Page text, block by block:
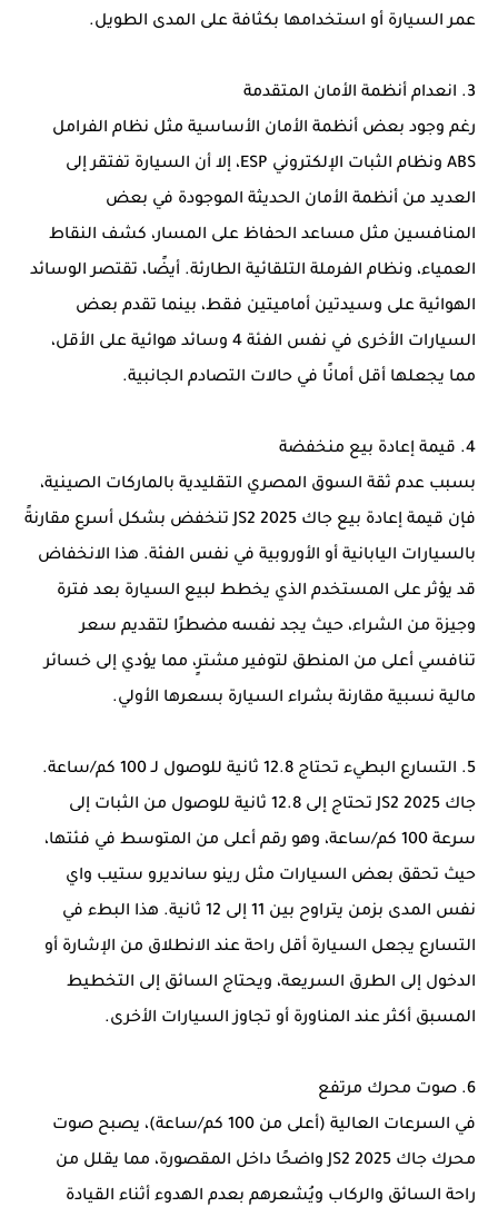
عمر السيارة أو استخدامها بكثافة على المدى الطويل.
3. انعدام أنظمة الأمان المتقدمة
رغم وجود بعض أنظمة الأمان الأساسية مثل نظام الفرامل
ABS ونظام الثبات الإلكتروني ESP، إلا أن السيارة تفتقر إلى
العديد من أنظمة الأمان الحديثة الموجودة في بعض
المنافسين مثل مساعد الحفاظ على المسار، كشف النقاط
العمياء، ونظام الفرملة التلقائية الطارئة. أيضًا، تقتصر الوسائد
الهوائية على وسيدتين أماميتين فقط، بينما تقدم بعض
السيارات الأخرى في نفس الفئة 4 وسائد هوائية على الأقل،
مما يجعلها أقل أمانًا في حالات التصادم الجانبية.
4. قيمة إعادة بيع منخفضة
بسبب عدم ثقة السوق المصري التقليدية بالماركات الصينية،
فإن قيمة إعادة بيع جاك JS2 2025 تنخفض بشكل أسرع مقارنةً
بالسيارات اليابانية أو الأوروبية في نفس الفئة. هذا الانخفاض
قد يؤثر على المستخدم الذي يخطط لبيع السيارة بعد فترة
وجيزة من الشراء، حيث يجد نفسه مضطرًا لتقديم سعر
تنافسي أعلى من المنطق لتوفير مشترٍ، مما يؤدي إلى خسائر
مالية نسبية مقارنة بشراء السيارة بسعرها الأولي.
5. التسارع البطيء تحتاج 12.8 ثانية للوصول لـ 100 كم/ساعة.
جاك JS2 2025 تحتاج إلى 12.8 ثانية للوصول من الثبات إلى
سرعة 100 كم/ساعة، وهو رقم أعلى من المتوسط في فئتها،
حيث تحقق بعض السيارات مثل رينو سانديرو ستيب واي
نفس المدى بزمن يتراوح بين 11 إلى 12 ثانية. هذا البطء في
التسارع يجعل السيارة أقل راحة عند الانطلاق من الإشارة أو
الدخول إلى الطرق السريعة، ويحتاج السائق إلى التخطيط
المسبق أكثر عند المناورة أو تجاوز السيارات الأخرى.
6. صوت محرك مرتفع
في السرعات العالية (أعلى من 100 كم/ساعة)، يصبح صوت
محرك جاك JS2 2025 واضحًا داخل المقصورة، مما يقلل من
راحة السائق والركاب ويُشعرهم بعدم الهدوء أثناء القيادة